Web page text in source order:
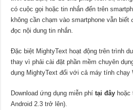
có cuộc gọi hoặc tin nhắn đến trên
không cần chạm vào smartphone vẫn
đọc nội dung tin nhắn.
Đặc biệt MightyText hoạt động trên trình
thay vì phải cài đặt phần mềm chuyên
dụng MightyText đối với cả máy tính chạy
Download ứng dụng miễn phítại đây hoặc
Android 2.3 trở lên).